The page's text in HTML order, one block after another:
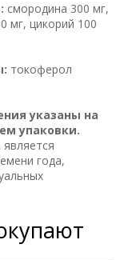
смородина 300 мг,
мг, цикорий 100
токоферол
указаны на
упаковки.
года,